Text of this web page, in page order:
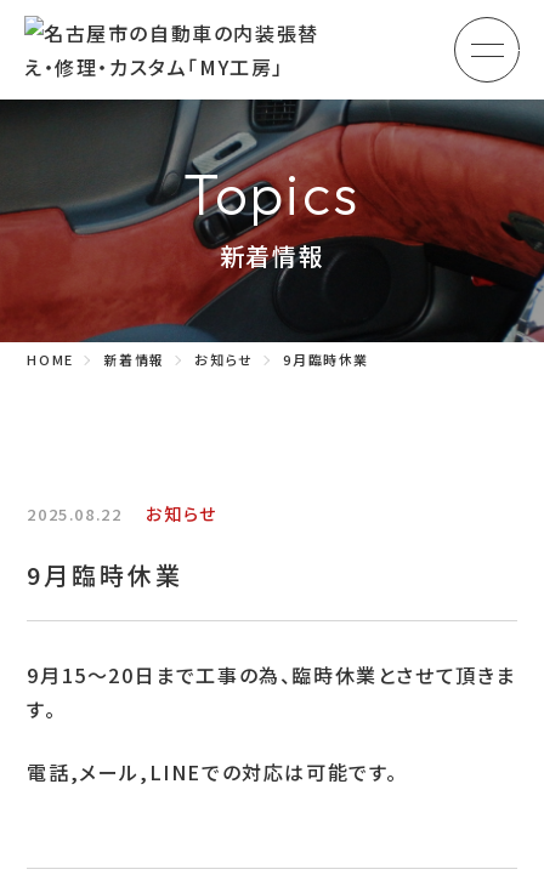
メ
初めての方へ
車のシート張替え・修理
車の内張り
お問い合わせ
特定商取引表示
新着情報
プライバシーポリシー
Topics
新着情報
HOME 新着情報 お知らせ 9月臨時休業
2025.08.22 お知らせ
9月臨時休業
9月15～20日まで工事の為、臨時休業とさせて頂きま
す。
電話,メール,LINEでの対応は可能です。